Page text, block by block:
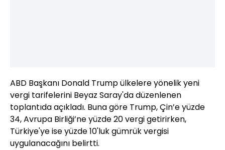
ABD Başkanı Donald Trump ülkelere yönelik yeni
vergi tarifelerini Beyaz Saray'da düzenlenen
toplantıda açıkladı. Buna göre Trump, Çin’e yüzde
34, Avrupa Birliği’ne yüzde 20 vergi getirirken,
Türkiye'ye ise yüzde 10'luk gümrük vergisi
uygulanacağını belirtti.